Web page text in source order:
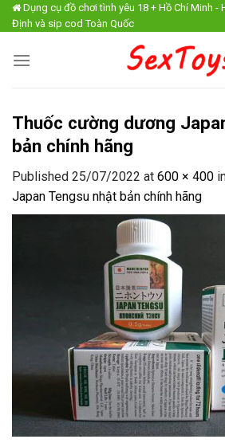
Skip
to
Dụng cụ đồ chơi tình yêu 18 + Hồ Chí Minh -
Định và sip cod Toàn Quốc
Thuốc cường dương
bản chính hãng
Published 25/07/2022 at 600 × 400
Japan Tengsu nhật bản chính hãng